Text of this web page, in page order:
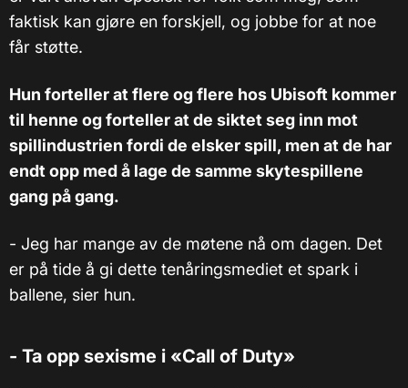
faktisk kan gjøre en forskjell, og jobbe for at noe
får støtte.
Hun forteller at flere og flere hos Ubisoft kommer
til henne og forteller at de siktet seg inn mot
spillindustrien fordi de elsker spill, men at de har
endt opp med å lage de samme skytespillene
gang på gang.
- Jeg har mange av de møtene nå om dagen. Det
er på tide å gi dette tenåringsmediet et spark i
ballene, sier hun.
- Ta opp sexisme i «Call of Duty»